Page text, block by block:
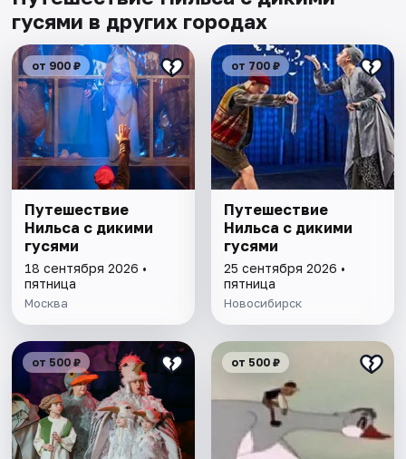
гусями в других городах
от 900 ₽
Путешествие
Нильса с дикими
гусями
18 сентября 2026 •
пятница
Москва
от 700 ₽
Путешествие
Нильса с дикими
гусями
25 сентября 2026 •
пятница
Новосибирск
от 500 ₽ от 500 ₽